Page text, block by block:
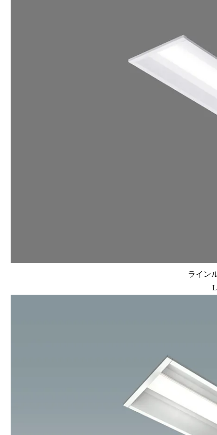
ライン